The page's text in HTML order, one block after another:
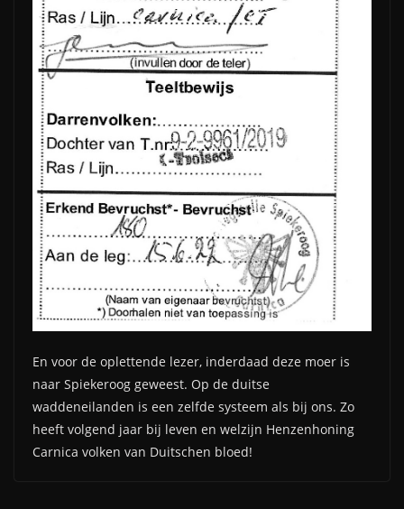
En voor de oplettende lezer, inderdaad deze moer is
naar Spiekeroog geweest. Op de duitse
waddeneilanden is een zelfde systeem als bij ons. Zo
heeft volgend jaar bij leven en welzijn Henzenhoning
Carnica volken van Duitschen bloed!